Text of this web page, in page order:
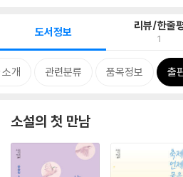
도서정보 리뷰/한줄
1
개 관련분류 품목정보 출
소설의 첫 만남